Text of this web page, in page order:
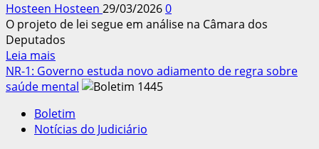
Hosteen Hosteen 29/03/20260
O projeto de lei segue em análise na Câmara dos
Deputados
Leia mais
mais
sobre
aprova
regras
NR-1: Governo estuda novo adiamento de regra sobre
saúde mental
Boletim
Notícias do Judiciário